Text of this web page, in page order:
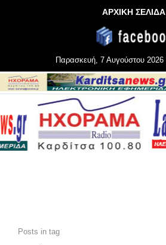
ΑΡΧΙΚΗ ΣΕΛΙΔΑ
Παρασκευή, 7 Αυγούστου 2026
Posts in tag